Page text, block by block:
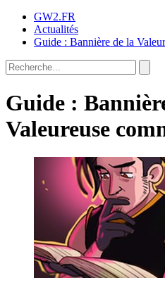
GW2.FR
Actualités
Guide : Bannière de la
Guide :
Valeureuse